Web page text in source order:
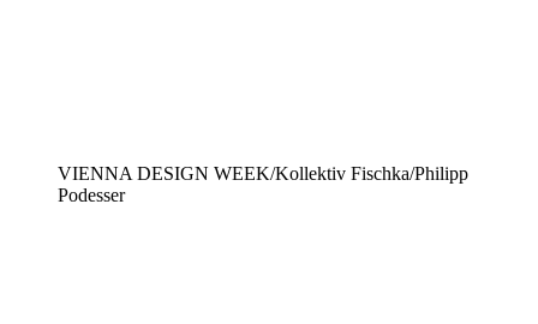
VIENNA DESIGN WEEK/Kollektiv Fischka/Philipp
Podesser